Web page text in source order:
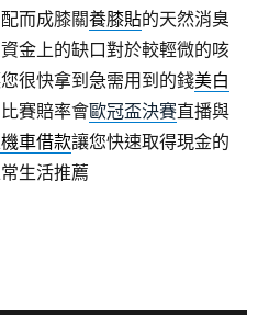
而成膝關養膝貼的天然消臭
金上的缺口對於較輕微的咳
很快拿到急需用到的錢美白
賽賠率會歐冠盃決賽直播與
車借款讓您快速取得現金的
生活推薦